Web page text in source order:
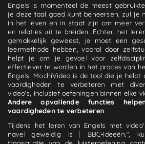
Engels is momenteel de meest
je deze taal goed kunt beheersen, zul je
in het leven en in staat zijn om meer
en relaties uit te breiden. Echter, het
gemakkelijk geweest, je moet een
leermethode hebben, vooral door
helpt je om je gevoel voor
effectiever te worden in het proces van
Engels. MochiVideo is de tool die je
vaardigheden te verbeteren met
video's, inclusief oefeningen binnen elke
Andere opvallende functies
vaardigheden te verbeteren
Tijdens het leren van Engels met
navel geweldig is | BBC-ideeën.",